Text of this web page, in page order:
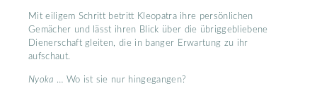
Mit eiligem Schritt betritt Kleopatra ihre persönlichen
Gemächer und lässt ihren Blick über die übriggebliebene
Dienerschaft gleiten, die in banger Erwartung zu ihr
aufschaut.
Nyoka … Wo ist sie nur hingegangen?